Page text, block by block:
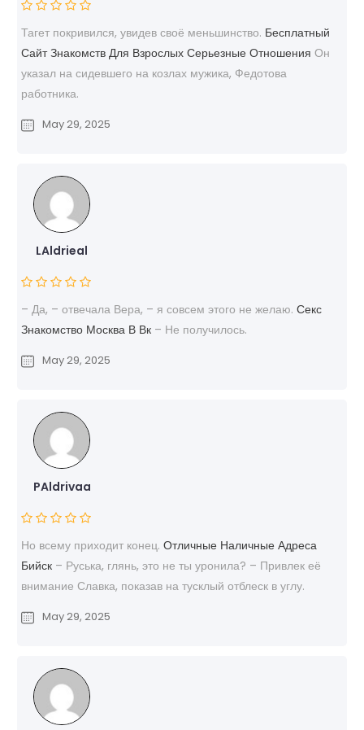
Тагет покривился, увидев своё меньшинство. Бесплатный
Сайт Знакомств Для Взрослых Серьезные Отношения Он
указал на сидевшего на козлах мужика, Федотова
работника.
May 29, 2025
LAldrieal
– Да, – отвечала Вера, – я совсем этого не желаю.Секс
Знакомство Москва В Вк – Не получилось.
May 29, 2025
PAldrivaa
Но всему приходит конец.Отличные Наличные Адреса
Бийск – Руська, глянь, это не ты уронила? – Привлек её
внимание Славка, показав на тусклый отблеск в углу.
May 29, 2025